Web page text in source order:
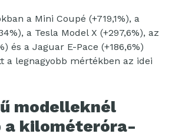
a Mini Coupé (+719,1%), a
a Tesla Model X (+297,6%), az
és a Jaguar E-Pace (+186,6%)
a legnagyobb mértékben az idei
modelleknél
a kilométeróra-